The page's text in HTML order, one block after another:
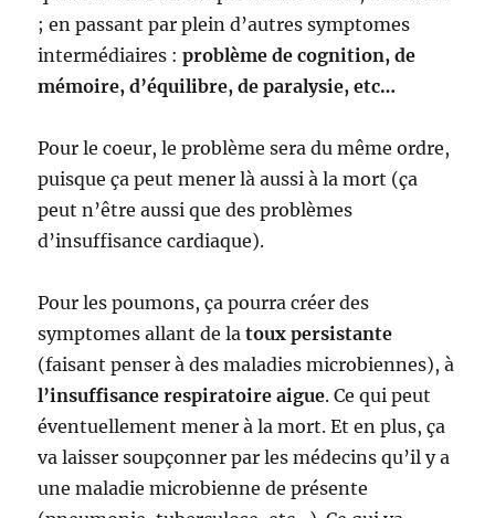
; en passant par plein d’autres symptomes
intermédiaires :problème de cognition, de
mémoire, d’équilibre, de paralysie, etc…
Pour le coeur, le problème sera du même ordre,
puisque ça peut mener là aussi à la mort (ça
peut n’être aussi que des problèmes
d’insuffisance cardiaque).
Pour les poumons, ça pourra créer des
symptomes allant de latoux persistante
(faisant penser à des maladies microbiennes), à
l’insuffisance respiratoire aigue. Ce qui peut
éventuellement mener à la mort. Et en plus, ça
va laisser soupçonner par les médecins qu’il y a
une maladie microbienne de présente